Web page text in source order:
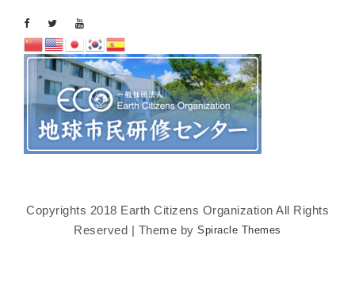
Copyrights 2018 Earth Citizens Organization All Rights
Reserved | Theme bySpiracle Themes